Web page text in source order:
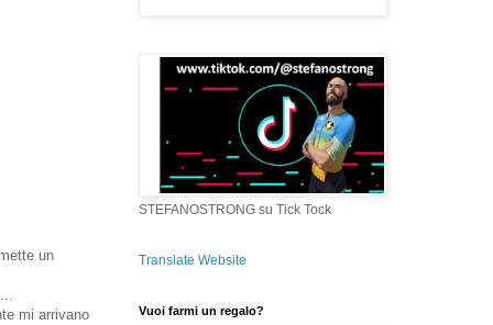
un
mi arrivano
STEFANOSTRONG su Tick Tock
Translate Website
Vuoi farmi un regalo?